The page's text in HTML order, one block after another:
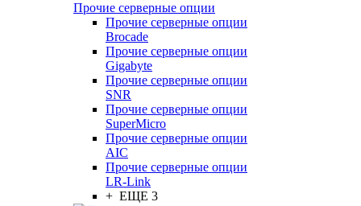
Прочие серверные опции
Прочие серверные опции
Brocade
Прочие серверные опции
Gigabyte
Прочие серверные опции
SNR
Прочие серверные опции
SuperMicro
Прочие серверные опции
AIC
Прочие серверные опции
LR-Link
+ ЕЩЕ 3